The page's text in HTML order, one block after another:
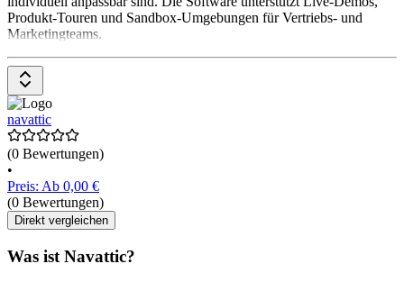
Produkt-Touren und Sandbox-Umgebungen für Vertriebs- und
Marketingteams.
navattic
(0 Bewertungen)
•
Preis: Ab 0,00 €
(0 Bewertungen)
Direkt vergleichen
Was ist Navattic?